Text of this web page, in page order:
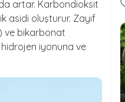
artar. Karbondioksit
asidi oluşturur. Zayıf
ve bikarbonat
iyonuna ve